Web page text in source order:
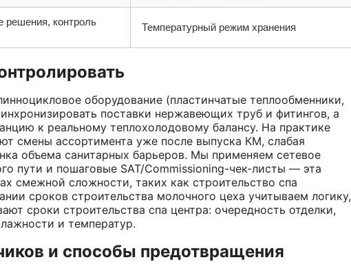
решения, контроль
Температурный режим хранения
оборудование (пластинчатые теплообменники,
поставки нержавеющих труб и фитингов, а
к реальному теплохолодовому балансу. На практике
смены ассортимента уже после выпуска КМ, слабая
объема санитарных барьеров. Мы применяем сетевое
пути и пошаговые SAT/Commissioning-чек-листы — эта
смежной сложности, таких как строительство спа
сроков строительства молочного цеха учитываем логику,
сроки строительства спа центра: очередность отделки,
и температур.
и способы предотвращения